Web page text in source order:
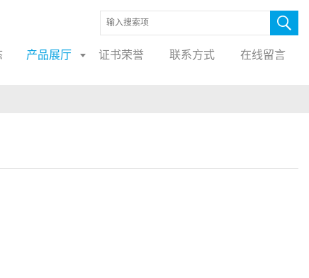
产品展厅 证书荣誉 联系方式 在线留言